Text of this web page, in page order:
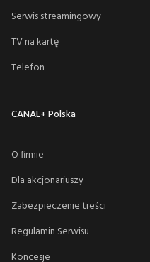
Serwis streamingowy
TV na kartę
Telefon
CANAL+ Polska
O firmie
Dla akcjonariuszy
Zabezpieczenie treści
Regulamin Serwisu
Koncesje